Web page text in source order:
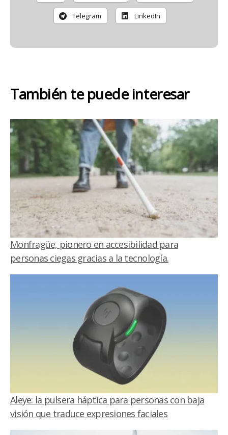
Telegram LinkedIn
También te puede interesar
Monfragüe, pionero en accesibilidad para
personas ciegas gracias a la tecnología.
Aleye: la pulsera háptica para personas con baja
visión que traduce expresiones faciales